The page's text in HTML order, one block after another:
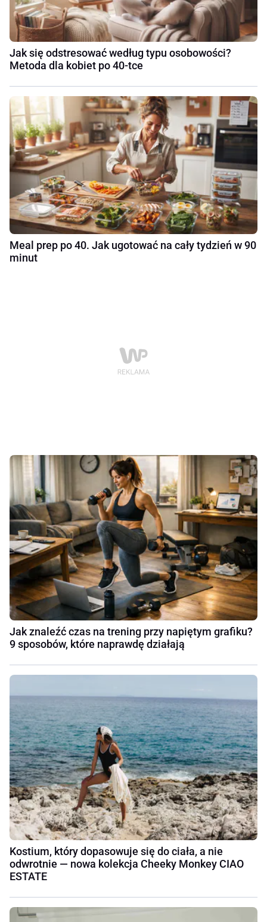
Jak się odstresować według typu osobowości?
Metoda dla kobiet po 40-tce
Meal prep po 40. Jak ugotować na cały tydzień w 90
minut
Jak znaleźć czas na trening przy napiętym grafiku?
9 sposobów, które naprawdę działają
Kostium, który dopasowuje się do ciała, a nie
odwrotnie — nowa kolekcja Cheeky Monkey CIAO
ESTATE